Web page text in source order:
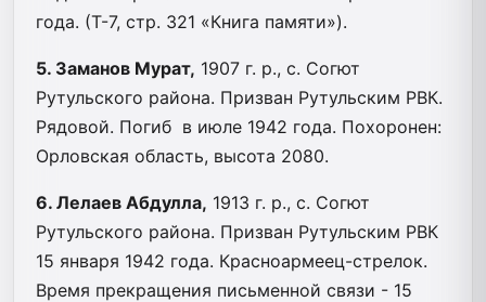
года. (Т-7, стр. 321 «Книга памяти»).
5. Заманов Мурат, 1907 г. р., с. Согют
Рутульского района. Призван Рутульским РВК.
Рядовой. Погиб в июле 1942 года. Похоронен:
Орловская область, высота 2080.
6. Лелаев Абдулла, 1913 г. р., с. Согют
Рутульского района. Призван Рутульским РВК
15 января 1942 года. Красноармеец-стрелок.
Время прекращения письменной связи - 15